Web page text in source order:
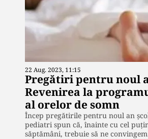
22 Aug. 2023, 11:15
Pregătiri pentru noul
Revenirea la
al orelor de somn
Încep pregătirile pentru noul an
pediatri spun că, înainte cu cel
săptămâni, trebuie să ne